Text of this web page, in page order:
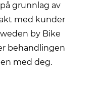
grunnlag av
med kunder
by Bike
behandlingen
med deg.